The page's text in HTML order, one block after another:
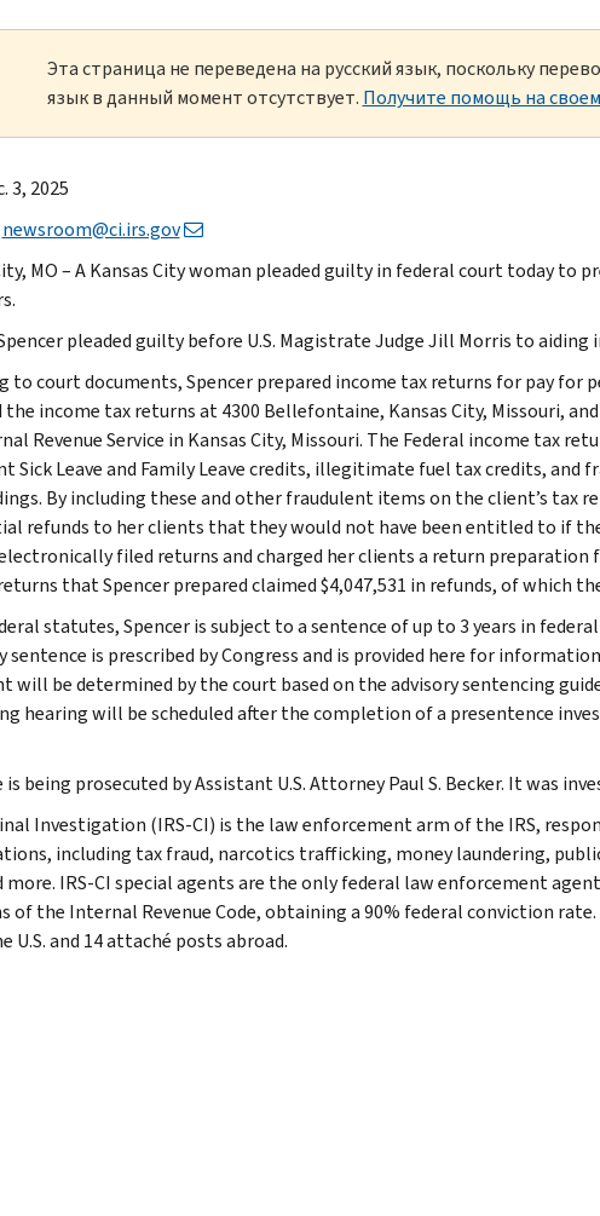
Эта страница не переведена на русский язык, поскольку
язык в данный момент отсутствует. Получите помощь на
3, 2025
newsroom@ci.irs.gov
MO – A Kansas City woman pleaded guilty in federal court today to
pleaded guilty before U.S. Magistrate Judge Jill Morris to
to court documents, Spencer prepared income tax returns for pay for
the income tax returns at 4300 Bellefontaine, Kansas City, Missouri,
Revenue Service in Kansas City, Missouri. The Federal income tax
Sick Leave and Family Leave credits, illegitimate fuel tax credits, and
By including these and other fraudulent items on the client’s tax
refunds to her clients that they would not have been entitled to if
filed returns and charged her clients a return preparation
that Spencer prepared claimed $4,047,531 in refunds, of which
statutes, Spencer is subject to a sentence of up to 3 years in
is prescribed by Congress and is provided here for
will be determined by the court based on the advisory sentencing
hearing will be scheduled after the completion of a presentence
is being prosecuted by Assistant U.S. Attorney Paul S. Becker. It was
Investigation (IRS-CI) is the law enforcement arm of the IRS,
including tax fraud, narcotics trafficking, money laundering,
more. IRS-CI special agents are the only federal law enforcement
of the Internal Revenue Code, obtaining a 90% federal conviction
U.S. and 14 attaché posts abroad.